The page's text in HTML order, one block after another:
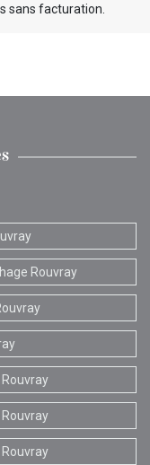
sans facturation.
Rouvray